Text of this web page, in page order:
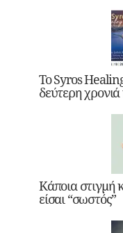
Το Syros
δεύτερη
Κάποια στιγμή
είσαι “σωστός”